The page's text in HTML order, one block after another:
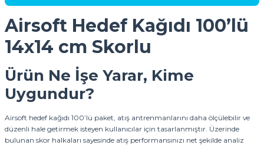
Airsoft Hedef Kağıdı 100’lü
14x14 cm Skorlu
Ürün Ne İşe Yarar, Kime
Uygundur?
Airsoft hedef kağıdı 100’lü paket, atış antrenmanlarını daha ölçülebilir ve
düzenli hale getirmek isteyen kullanıcılar için tasarlanmıştır. Üzerinde
bulunan skor halkaları sayesinde atış performansınızı net şekilde analiz